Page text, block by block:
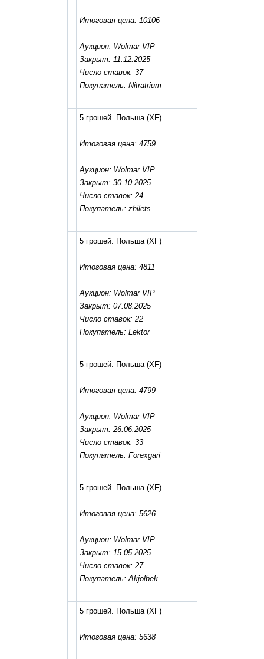
Итоговая цена: 10106
Аукцион: Wolmar VIP
Закрыт: 11.12.2025
Число ставок: 37
Покупатель: Nitratrium
5 грошей. Польша(XF)
Итоговая цена: 4759
Аукцион: Wolmar VIP
Закрыт: 30.10.2025
Число ставок: 24
Покупатель: zhilets
5 грошей. Польша(XF)
Итоговая цена: 4811
Аукцион: Wolmar VIP
Закрыт: 07.08.2025
Число ставок: 22
Покупатель: Lektor
5 грошей. Польша(XF)
Итоговая цена: 4799
Аукцион: Wolmar VIP
Закрыт: 26.06.2025
Число ставок: 33
Покупатель: Forexgari
5 грошей. Польша(XF)
Итоговая цена: 5626
Аукцион: Wolmar VIP
Закрыт: 15.05.2025
Число ставок: 27
Покупатель: Akjolbek
5 грошей. Польша(XF)
Итоговая цена: 5638